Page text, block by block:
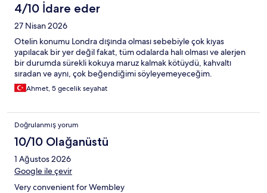
4/10 İdare eder
27 Nisan 2026
Otelin konumu Londra dışında olması sebebiyle çok kıyas
yapılacak bir yer değil fakat, tüm odalarda halı olması ve alerjen
bir durumda sürekli kokuya maruz kalmak kötüydü, kahvaltı
sıradan ve aynı, çok beğendiğimi söyleyemeyeceğim.
Ahmet, 5 gecelik seyahat
Doğrulanmış yorum
10/10 Olağanüstü
1 Ağustos 2026
Google ile çevir
Very convenient for Wembley